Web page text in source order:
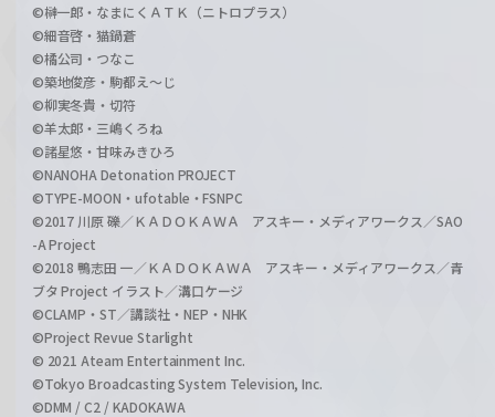
©榊一郎・なまにくＡＴＫ（ニトロプラス）
©細音啓・猫鍋蒼
©橘公司・つなこ
©築地俊彦・駒都え～じ
©柳実冬貴・切符
©羊太郎・三嶋くろね
©諸星悠・甘味みきひろ
©NANOHA Detonation PROJECT
©TYPE-MOON・ufotable・FSNPC
©2017 川原 礫／ＫＡＤＯＫＡＷＡ アスキー・メディアワークス／SAO
-A Project
©2018 鴨志田 一／ＫＡＤＯＫＡＷＡ アスキー・メディアワークス／青
ブタ Project イラスト／溝口ケージ
©CLAMP・ST／講談社・NEP・NHK
©Project Revue Starlight
© 2021 Ateam Entertainment Inc.
©Tokyo Broadcasting System Television, Inc.
©DMM / C2 / KADOKAWA